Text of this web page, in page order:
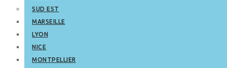
SUD EST
MARSEILLE
LYON
NICE
MONTPELLIER